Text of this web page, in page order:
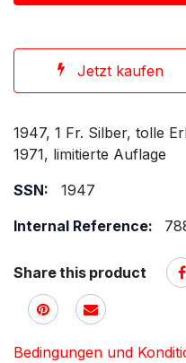
Jetzt kaufen
1947, 1 Fr. Silber, tolle
1971, limitierte Auflage
SSN:
1947
Internal Reference:
Share this product
Bedingungen und